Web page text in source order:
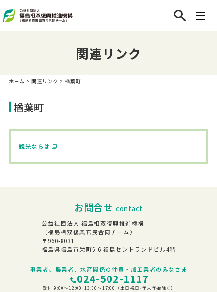
関連リンク
ホーム > 関連リンク > 楢葉町
楢葉町
観光ならは
お問合せ contact
公益社団法人 福島相双復興推進機構
（福島相双復興官民合同チーム）
〒960-8031
福島県福島市栄町6-6 福島セントランドビル4階
事業者、農業者、水産関係の仲買・加工業者のみなさま
024-502-1117
受付 9:00～12:00･13:00～17:00（土日祝日･年末年始除く）